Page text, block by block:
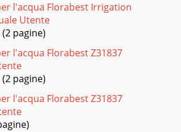
l'acqua Florabest Irrigation
Utente
(2 pagine)
l'acqua Florabest Z31837
(2 pagine)
l'acqua Florabest Z31837